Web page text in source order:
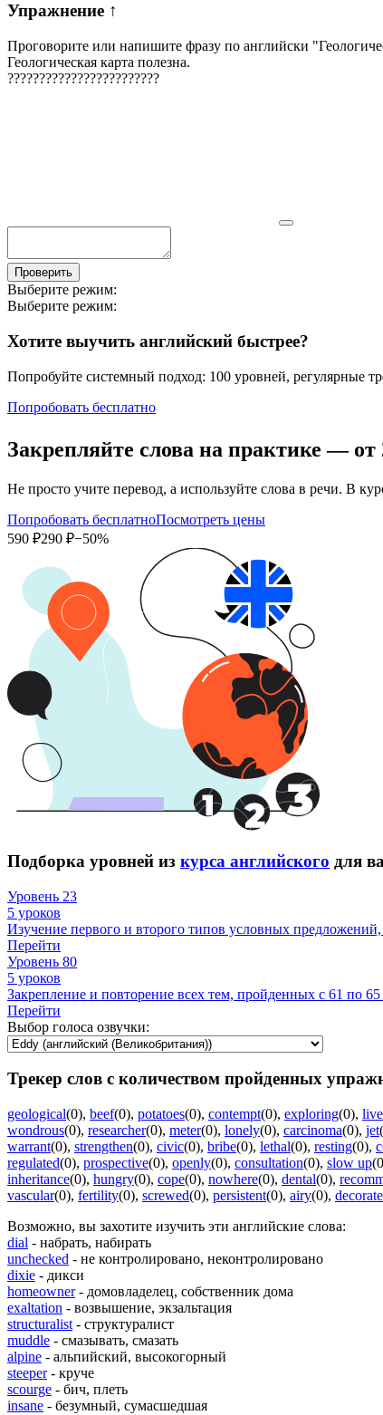
Упражнение ↑
Проговорите или напишите фразу по английски "
Геологическая карта полезна.
????????????????????????
Проверить
Выберите режим:
Выберите режим:
Хотите выучить английский быстрее?
Попробуйте системный подход: 100 уровней, регулярные
Попробовать бесплатно
Закрепляйте слова на практике — от
Не просто учите перевод, а используйте слова в речи. В
Попробовать бесплатноПосмотреть цены
590 ₽290 ₽−50%
Подборка уровней из курса английского для
Уровень 23
5 уроков
Изучение первого и второго типов условных предложений,
Перейти
Уровень 80
5 уроков
Закрепление и повторение всех тем, пройденных с 61 по 65
Перейти
Выбор голоса озвучки:
Трекер слов с количеством пройденных
geological(0), beef(0), potatoes(0), contempt(0), exploring(0),
wondrous(0), researcher(0), meter(0), lonely(0), carcinoma(0), jet
warrant(0), strengthen(0), civic(0), bribe(0), lethal(0), resting(0),
regulated(0), prospective(0), openly(0), consultation(0), slow up
inheritance(0), hungry(0), cope(0), nowhere(0), dental(0),
vascular(0), fertility(0), screwed(0), persistent(0), airy(0), decorate
Возможно, вы захотите изучить эти английские слова:
dial - набрать, набирать
unchecked - не контролировано, неконтролировано
dixie - дикси
homeowner- домовладелец, собственник дома
exaltation - возвышение, экзальтация
structuralist - структуралист
muddle - смазывать, смазать
alpine - альпийский, высокогорный
steeper- круче
scourge - бич, плеть
insane - безумный, сумасшедшая